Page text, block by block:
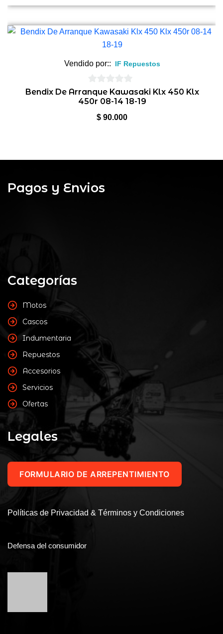
Vendido por:: IF Repuestos
0
de
Bendix De Arranque Kawasaki Klx 450 Klx
450r 08-14 18-19
$ 90.000
Pagos y Envios
Categorías
Motos
Cascos
Indumentaria
Repuestos
Accesorios
Servicios
Ofertas
Legales
FORMULARIO DE ARREPENTIMIENTO
Políticas de Privacidad & Términos y Condiciones
Defensa del consumidor